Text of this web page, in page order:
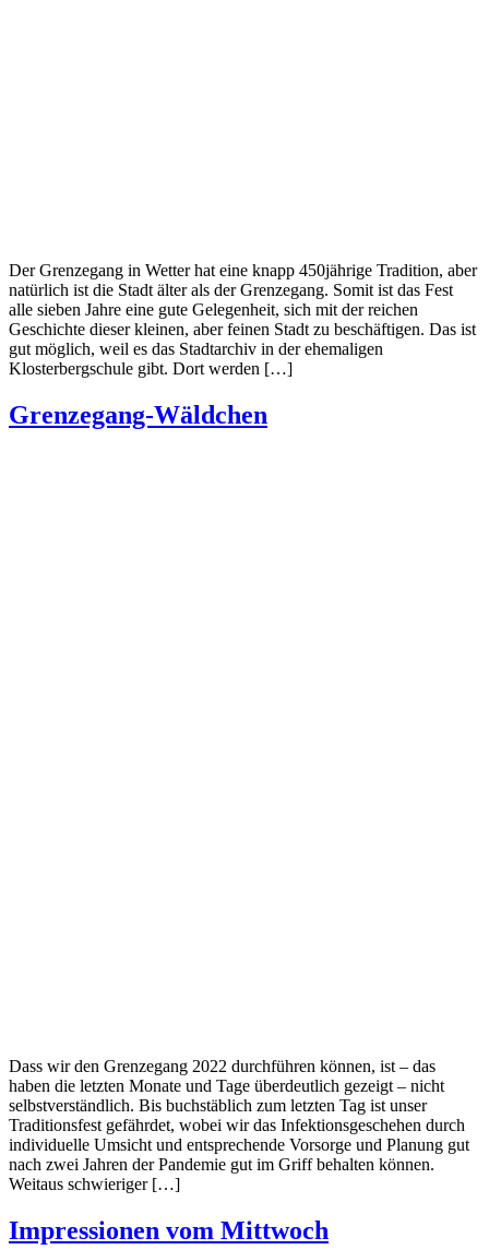
Der Grenzegang in Wetter hat eine knapp 450jährige Tradition, aber
natürlich ist die Stadt älter als der Grenzegang. Somit ist das Fest
alle sieben Jahre eine gute Gelegenheit, sich mit der reichen
Geschichte dieser kleinen, aber feinen Stadt zu beschäftigen. Das ist
gut möglich, weil es das Stadtarchiv in der ehemaligen
Klosterbergschule gibt. Dort werden […]
Grenzegang-Wäldchen
Dass wir den Grenzegang 2022 durchführen können, ist – das
haben die letzten Monate und Tage überdeutlich gezeigt – nicht
selbstverständlich. Bis buchstäblich zum letzten Tag ist unser
Traditionsfest gefährdet, wobei wir das Infektionsgeschehen durch
individuelle Umsicht und entsprechende Vorsorge und Planung gut
nach zwei Jahren der Pandemie gut im Griff behalten können.
Weitaus schwieriger […]
Impressionen vom Mittwoch